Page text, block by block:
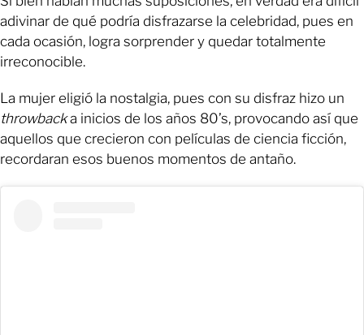
adivinar de qué podría disfrazarse la celebridad, pues en
cada ocasión, logra sorprender y quedar totalmente
irreconocible.
La mujer eligió la nostalgia, pues con su disfraz hizo un
throwbacka inicios de los años 80’s, provocando así que
aquellos que crecieron con películas de ciencia ficción,
recordaran esos buenos momentos de antaño.